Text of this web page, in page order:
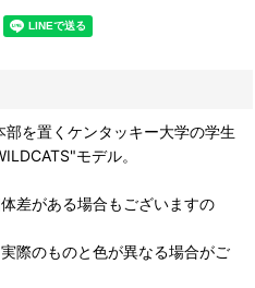
を置くケンタッキー大学の学生
モデル。
差がある場合もございますの
際のものと色が異なる場合がご